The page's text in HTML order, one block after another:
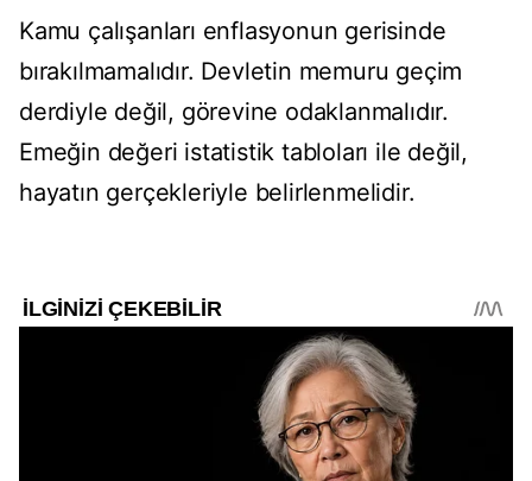
Kamu çalışanları enflasyonun gerisinde
bırakılmamalıdır. Devletin memuru geçim
derdiyle değil, görevine odaklanmalıdır.
Emeğin değeri istatistik tabloları ile değil,
hayatın gerçekleriyle belirlenmelidir.